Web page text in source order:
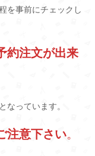
を事前にチェックし
約注文が出来
なっています。
注意下さい。